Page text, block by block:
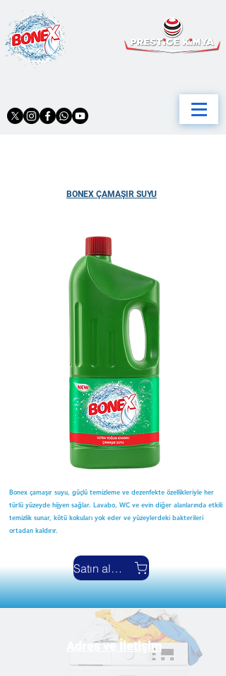
BONEX ÇAMAŞIR SUYU
Bonex çamaşır suyu, güçlü temizleme ve dezenfekte özellikleriyle her
türlü yüzeyde hijyen sağlar. Lavabo, WC ve evin diğer alanlarında etkili
temizlik sunar, kötü kokuları yok eder ve yüzeylerdeki bakterileri
ortadan kaldırır.
Satın almak
Adres veİletişim